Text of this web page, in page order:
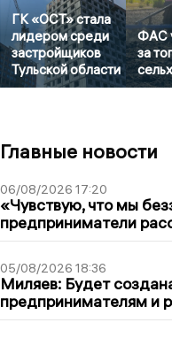
ГК «ОСТ» стала
лидером среди
застройщиков
Тульской области
ФАС
за
Главные новости
06/08/2026 17:20
«Чувствую, что мы
предприниматели
05/08/2026 18:36
Миляев: Будет
предпринимателям и